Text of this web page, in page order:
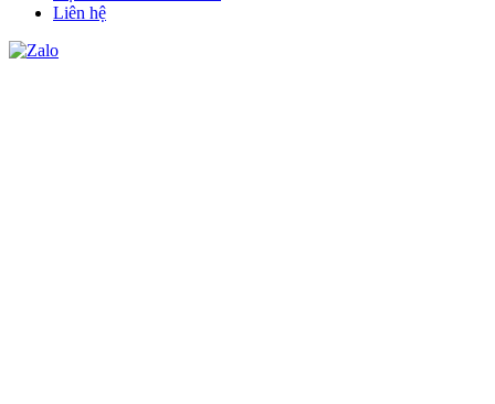
Liên hệ